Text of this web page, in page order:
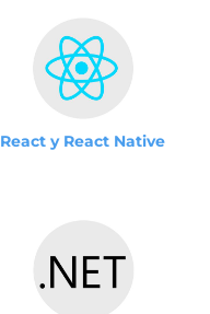
React y React Native